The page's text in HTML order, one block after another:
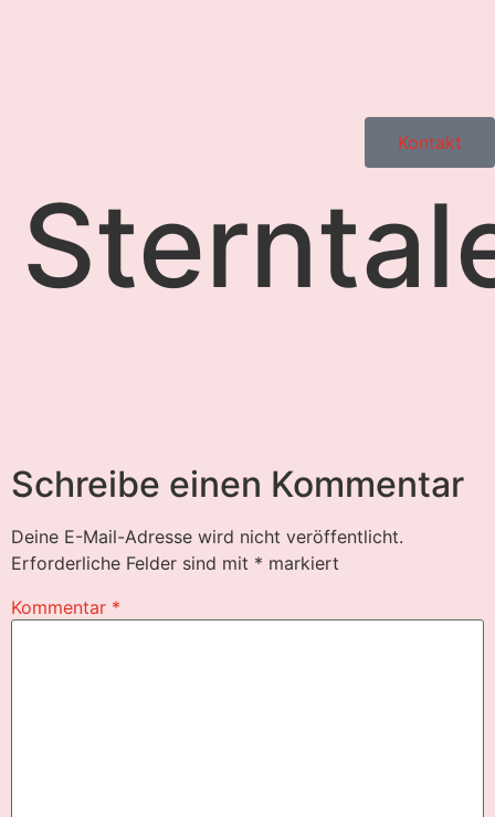
Kontakt
Schreibe einen Kommentar
Deine E-Mail-Adresse wird nicht veröffentlicht.
Erforderliche Felder sind mit * markiert
Kommentar *